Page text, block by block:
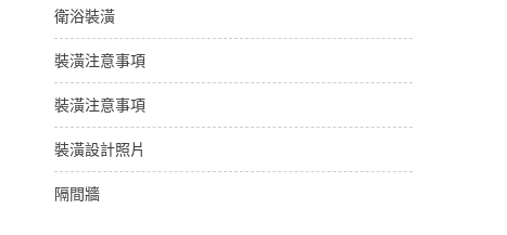
衛浴裝潢
裝潢注意事項
裝潢注意事項
裝潢設計照片
隔間牆